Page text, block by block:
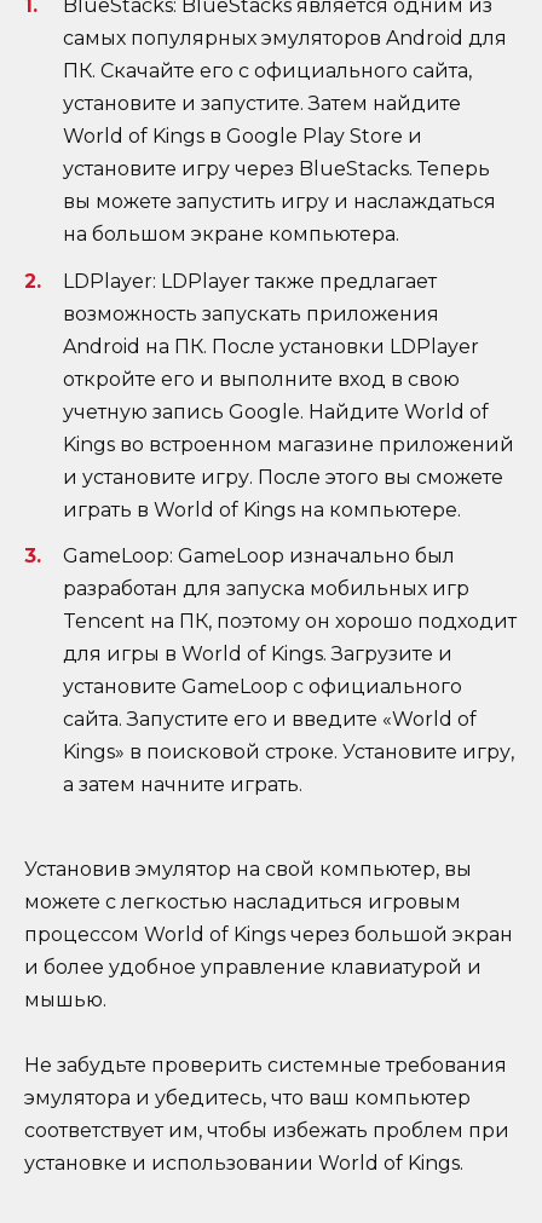
BlueStacks: BlueStacks является одним из
самых популярных эмуляторов Android для
ПК. Скачайте его с официального сайта,
установите и запустите. Затем найдите
World of Kings в Google Play Store и
установите игру через BlueStacks. Теперь
вы можете запустить игру и наслаждаться
на большом экране компьютера.
LDPlayer: LDPlayer также предлагает
возможность запускать приложения
Android на ПК. После установки LDPlayer
откройте его и выполните вход в свою
учетную запись Google. Найдите World of
Kings во встроенном магазине приложений
и установите игру. После этого вы сможете
играть в World of Kings на компьютере.
GameLoop: GameLoop изначально был
разработан для запуска мобильных игр
Tencent на ПК, поэтому он хорошо подходит
для игры в World of Kings. Загрузите и
установите GameLoop с официального
сайта. Запустите его и введите «World of
Kings» в поисковой строке. Установите игру,
а затем начните играть.
Установив эмулятор на свой компьютер, вы
можете с легкостью насладиться игровым
процессом World of Kings через большой экран
и более удобное управление клавиатурой и
мышью.
Не забудьте проверить системные требования
эмулятора и убедитесь, что ваш компьютер
соответствует им, чтобы избежать проблем при
установке и использовании World of Kings.